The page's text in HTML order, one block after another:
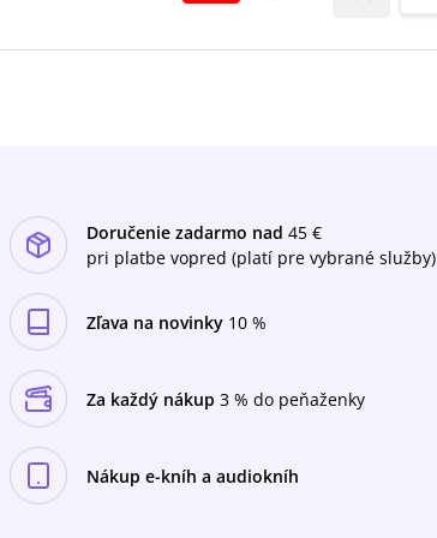
„smrtky“.Dva mladí lidé, Citra a Rowan, jsou
Doručenie zadarmo nad 45 €
pri platbe vopred (platí pre vybrané služby)
Zľava na novinky 10 %
Za každý nákup 3 % do peňaženky
Nákup e-kníh a audiokníh